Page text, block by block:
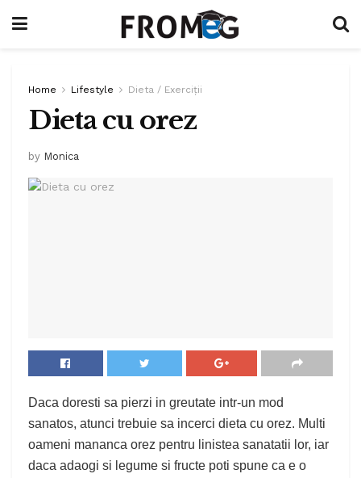
Home Lifestyle Dieta / Exerciții
Dieta cu orez
by Monica
Daca doresti sa pierzi in greutate intr-un mod
sanatos, atunci trebuie sa incerci dieta cu orez. Multi
oameni mananca orez pentru linistea sanatatii lor, iar
daca adaogi si legume si fructe poti spune ca e o